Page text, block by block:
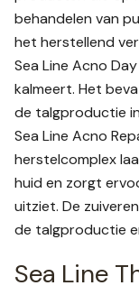
behandelen van
het herstellend
Sea Line Acno
kalmeert. Het
de talgproductie
Sea Line Acno
herstelcomplex
huid en zorgt
uitziet. De
de talgproductie
Sea Line